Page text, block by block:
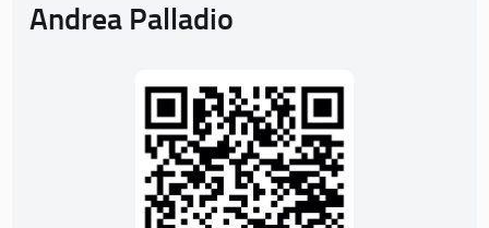
Andrea Palladio